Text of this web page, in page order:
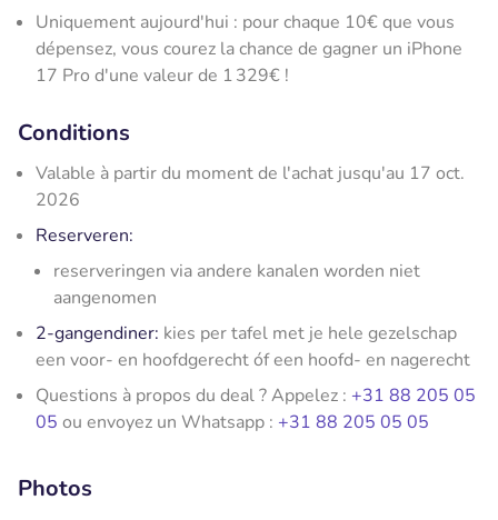
Uniquement aujourd'hui : pour chaque 10€ que vous
dépensez, vous courez la chance de gagner un iPhone
17 Pro d'une valeur de 1 329€ !
Conditions
Valable à partir du moment de l'achat jusqu'au 17 oct.
2026
Reserveren:
reserveringen via andere kanalen worden niet
aangenomen
2-gangendiner: kies per tafel met je hele gezelschap
een voor- en hoofdgerecht óf een hoofd- en nagerecht
Questions à propos du deal ? Appelez : +31 88 205 05
05 ou envoyez un Whatsapp : +31 88 205 05 05
Photos